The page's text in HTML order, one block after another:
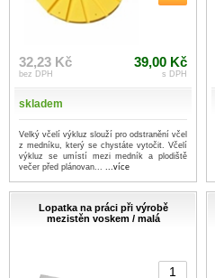
32,23 Kč
bez DPH
39,00 Kč
s DPH
skladem
Velký včelí výkluz slouží pro odstranění včel
z medníku, který se chystáte vytočit. Včelí
výkluz se umístí mezi medník a plodiště
večer před plánovan... ...více
Lopatka na práci při výrobě
mezistěn voskem / malá